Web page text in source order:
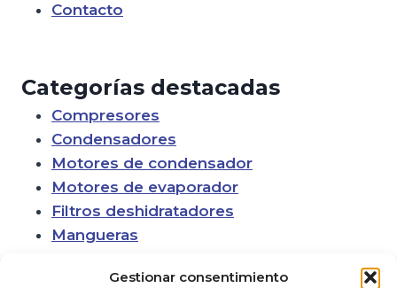
Gestionar consentimiento
Contacto
Categorías destacadas
Compresores
Condensadores
Motores de condensador
Motores de evaporador
Filtros deshidratadores
Mangueras